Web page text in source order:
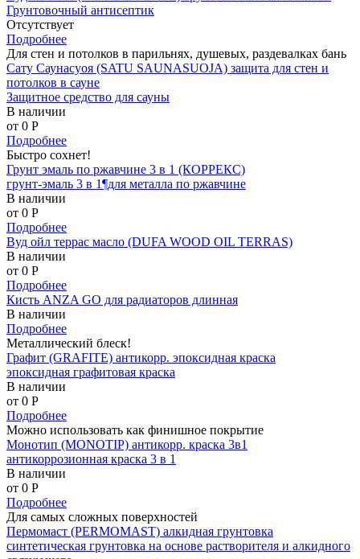
Грунтовочный антисептик
Отсутствует
Подробнее
Для стен и потолков в парильнях, душевых, раздевалках бань
Сату Саунасуоя (SATU SAUNASUOJA) защита для стен и
потолков в сауне
Защитное средство для сауны
В наличии
от 0 P
Подробнее
Быстро сохнет!
Грунт эмаль по ржавчине 3 в 1 (КОРРЕКС)
грунт-эмаль 3 в 1¶для металла по ржавчине
В наличии
от 0 P
Подробнее
Вуд ойл террас масло (DUFA WOOD OIL TERRAS)
В наличии
от 0 P
Подробнее
Кисть ANZA GO для радиаторов длинная
В наличии
Подробнее
Металлический блеск!
Графит (GRAFITE) антикорр. эпоксидная краска
эпоксидная графитовая краска
В наличии
от 0 P
Подробнее
Можно использовать как финишное покрытие
Монотип (MONOTIP) антикорр. краска 3в1
антикоррозионная краска 3 в 1
В наличии
от 0 P
Подробнее
Для самых сложных поверхностей
Пермомаст (PERMOMAST) алкидная грунтовка
синтетическая грунтовка на основе растворителя и алкидного